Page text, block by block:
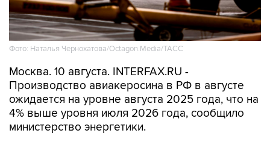
Фото: Наталья Чернохатова/Octagon.Media/ТАСС
Москва. 10 августа. INTERFAX.RU -
Производство авиакеросина в РФ в августе
ожидается на уровне августа 2025 года, что на
4% выше уровня июля 2026 года, сообщило
министерство энергетики.